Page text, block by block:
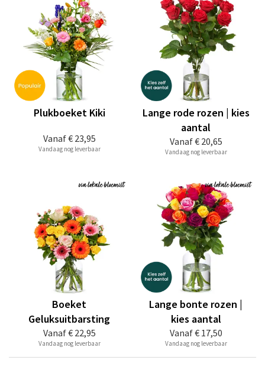
Vanaf€ 23,95
Plukboeket Kiki
Vandaag nog leverbaar
Vanaf€ 20,65
Lange rode rozen | kies
aantal
Vandaag nog leverbaar
Vanaf€ 22,95
Boeket
Geluksuitbarsting
Vandaag nog leverbaar
Vanaf€ 17,50
Lange bonte rozen |
kies aantal
Vandaag nog leverbaar